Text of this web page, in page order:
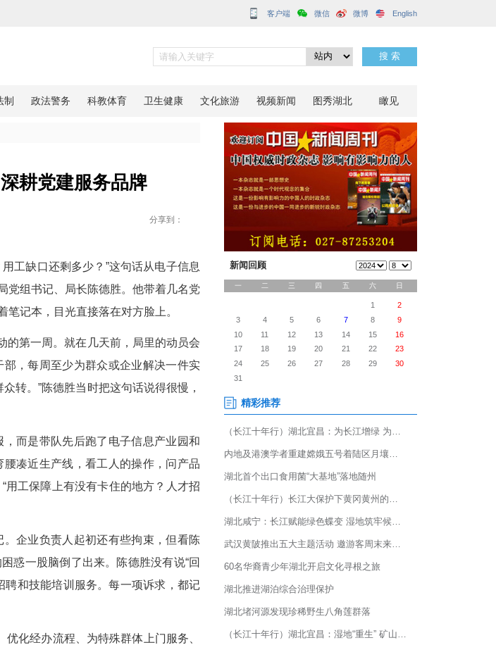
一件事”深耕党建服务品牌
复产节奏怎么样？用工缺口还剩多少？”这句话从电子信息
北通山县人社局党组书记、局长陈德胜。他带着几名党
，另一只手捏着笔记本，目光直接落在对方脸上。
成一件事”活动的第一周。就在几天前，局里的动员会
部、每名党员干部，每周至少为群众或企业解决一件实
标转，要围着群众转。”陈德胜当时把这句话说得很慢，
头。
公室里等汇报，而是带队先后跑了电子信息产业园和
车间厂房，他弯腰凑近生产线，看工人的操作，问产品
问企业负责人：“用工保障上有没有卡住的地方？人才招
？”